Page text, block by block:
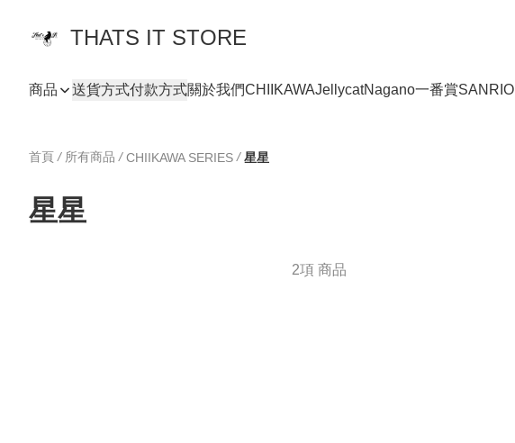
THATS IT STORE
商品 送貨方式付款方式關於我們CHIIKAWAJellycatNagano一番賞SANRIO
首頁 / 所有商品 / CHIIKAWA SERIES / 星星
星星
2項 商品